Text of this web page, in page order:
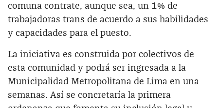
comuna contrate, aunque sea, un 1% de
trabajadoras trans de acuerdo a sus habilidades
y capacidades para el puesto.
La iniciativa es construida por colectivos de
esta comunidad y podrá ser ingresada a la
Municipalidad Metropolitana de Lima en una
semanas. Así se concretaría la primera